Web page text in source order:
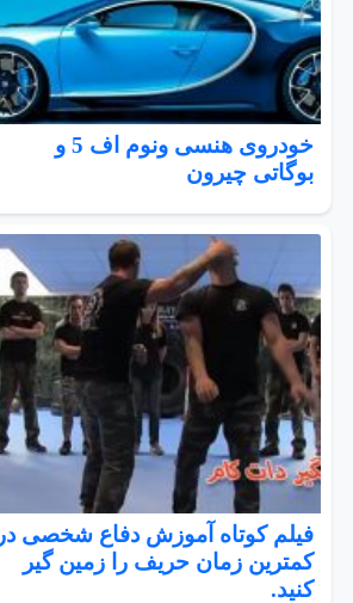
خودروی هنسی ونوم اف 5 و
بوگاتی چیرون
فیلم کوتاه آموزش دفاع شخصی در
کمترین زمان حریف را زمین گیر
کنید.